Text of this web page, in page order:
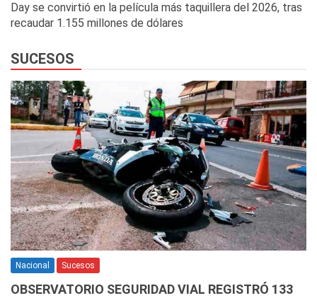
Day se convirtió en la película más taquillera del 2026, tras
recaudar 1.155 millones de dólares
SUCESOS
Nacional Sucesos
OBSERVATORIO SEGURIDAD VIAL REGISTRÓ 133